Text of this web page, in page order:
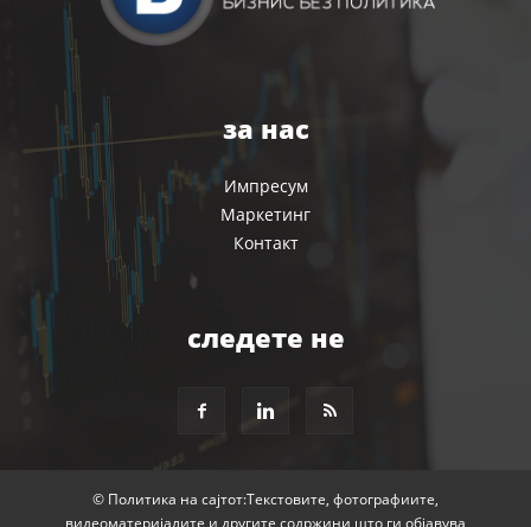
за нас
Импресум
Маркетинг
Контакт
следете не
© Политика на сајтот:Текстовите, фотографиите,